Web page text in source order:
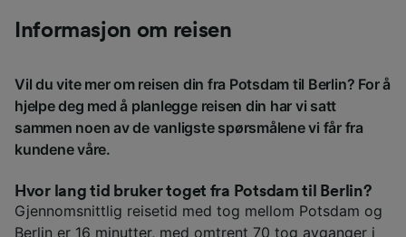
Informasjon om reisen
Vil du vite mer om reisen din fra Potsdam til Berlin? For å
hjelpe deg med å planlegge reisen din har vi satt
sammen noen av de vanligste spørsmålene vi får fra
kundene våre.
Hvor lang tid bruker toget fra Potsdam til Berlin?
Gjennomsnittlig reisetid med tog mellom Potsdam og
Berlin er 16 minutter, med omtrent 70 tog avganger i